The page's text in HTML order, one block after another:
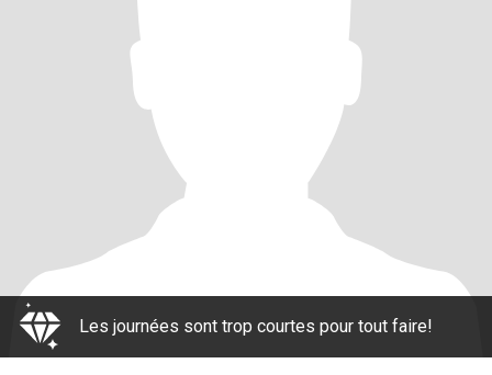
Les journées sont trop courtes pour tout faire!